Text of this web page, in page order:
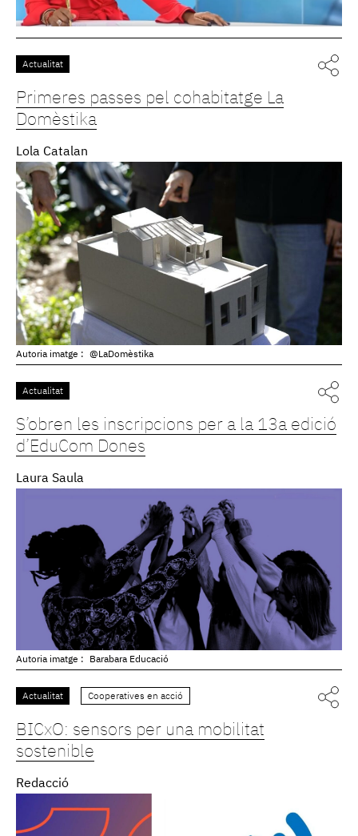
Actualitat
Primeres passes pel cohabitatge La
Domèstika
Lola Catalan
Autoria imatge : @LaDomèstika
Actualitat
S’obren les inscripcions per a la 13a edició
d’EduCom Dones
Laura Saula
Autoria imatge : Barabara Educació
Actualitat Cooperatives en acció
BICxO: sensors per una mobilitat
sostenible
Redacció